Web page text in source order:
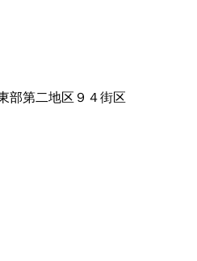
部第二地区９４街区